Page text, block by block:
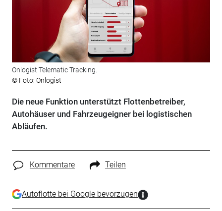
Onlogist Telematic Tracking.
© Foto: Onlogist
Die neue Funktion unterstützt Flottenbetreiber,
Autohäuser und Fahrzeugeigner bei logistischen
Abläufen.
Kommentare Teilen
Autoflotte bei Google bevorzugen